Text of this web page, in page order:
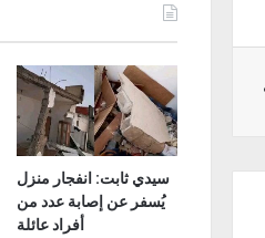
سيدي ثابت: انفجار منزل
يُسفر عن إصابة عدد من
أفراد عائلة